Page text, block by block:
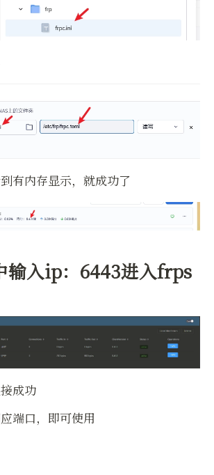
有内存显示，就成功了
输入ip：6443进入frps
成功
端口，即可使用